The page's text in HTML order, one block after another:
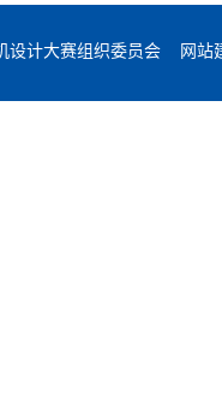
设计大赛组织委员会 网站